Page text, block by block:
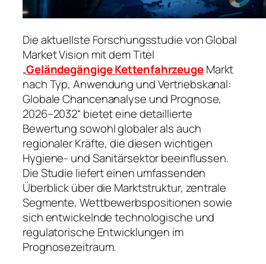
Die aktuellste Forschungsstudie von Global
Market Vision mit dem Titel
„Geländegängige KettenfahrzeugeMarkt
nach Typ, Anwendung und Vertriebskanal:
Globale Chancenanalyse und Prognose,
2026–2032“ bietet eine detaillierte
Bewertung sowohl globaler als auch
regionaler Kräfte, die diesen wichtigen
Hygiene- und Sanitärsektor beeinflussen.
Die Studie liefert einen umfassenden
Überblick über die Marktstruktur, zentrale
Segmente, Wettbewerbspositionen sowie
sich entwickelnde technologische und
regulatorische Entwicklungen im
Prognosezeitraum.